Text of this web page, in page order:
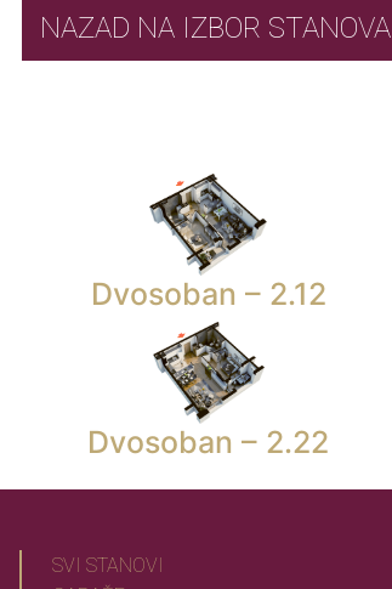
NAZAD NA IZBOR STANOVA
Dvosoban – 2.12
Dvosoban – 2.22
SVI STANOVI